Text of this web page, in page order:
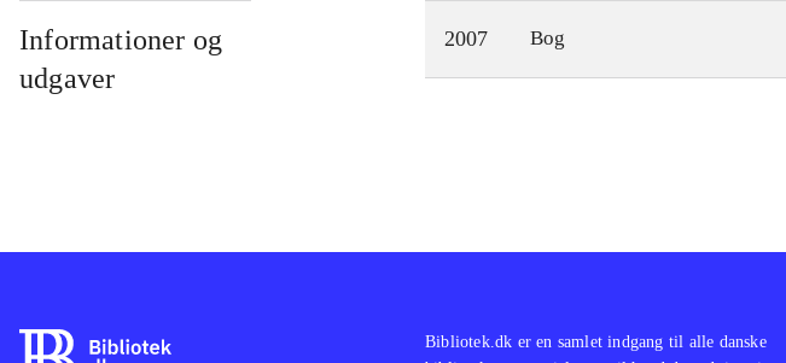
Informationer og
udgaver
2007 Bog
Bibliotek.dk er en samlet indgang til alle danske